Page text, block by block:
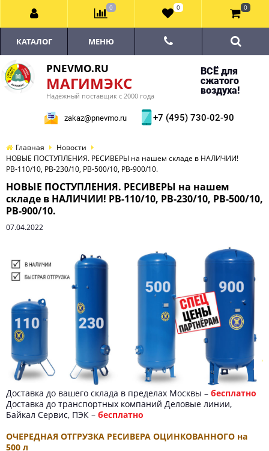
PNEVMO.RU
МАГИМЭКС
Надёжный поставщик с 2000 года
ВСЁ для
сжатого
воздуха!
zakaz@pnevmo.ru +7 (495) 730-02-90
КАТАЛОГ МЕНЮ
Главная
Новости
НОВЫЕ ПОСТУПЛЕНИЯ. РЕСИВЕРЫ на нашем складе в НАЛИЧИИ!
РВ-110/10, РВ-230/10, РВ-500/10, РВ-900/10.
НОВЫЕ ПОСТУПЛЕНИЯ. РЕСИВЕРЫ на нашем
складе в НАЛИЧИИ! РВ-110/10, РВ-230/10, РВ-500/10,
РВ-900/10.
07.04.2022
Доставка до вашего склада в пределах Москвы – бесплатно
Доставка до транспортных компаний Деловые линии,
Байкал Сервис, ПЭК – бесплатно
ОЧЕРЕДНАЯ ОТГРУЗКА РЕСИВЕРА ОЦИНКОВАННОГО на
500 л
0 0 0